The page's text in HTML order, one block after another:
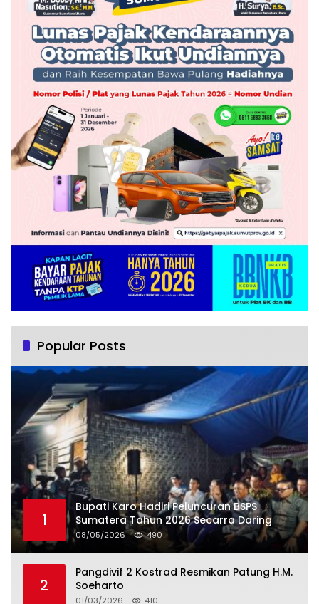
Popular Posts
1
Bupati Karo Hadiri Peluncuran BSPS
Sumatera Tahun 2026 Secarra Daring
08/05/2026 490
2
Pangdivif 2 Kostrad Resmikan Patung H.M.
Soeharto
01/03/2026 410